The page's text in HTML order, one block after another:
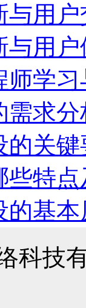
与用
与用
师学
需求
的关
些特
的基本
科